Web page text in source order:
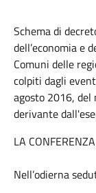
Schema di
dell’economia e
Comuni delle
colpiti dagli
agosto 2016, del
derivante
LA
Nell’odierna